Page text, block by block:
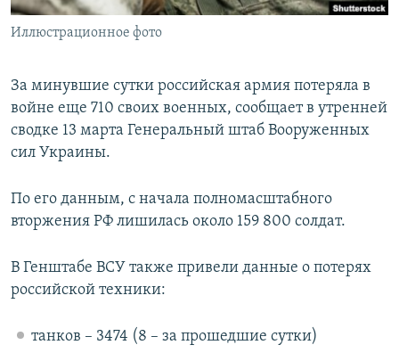
ELIFBE
УКРАИНСКАЯ ПРОБЛЕМА КРЫМА
Иллюстрационное фото
За минувшие сутки российская армия потеряла в
войне еще 710 своих военных, сообщает в утренней
сводке 13 марта Генеральный штаб Вооруженных
сил Украины.
По его данным, с начала полномасштабного
вторжения РФ лишилась около 159 800 солдат.
В Генштабе ВСУ также привели данные о потерях
российской техники:
танков – 3474 (8 – за прошедшие сутки)